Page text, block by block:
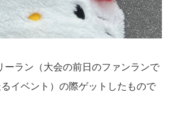
ーラン（大会の前日のファンランで
イベント）の際ゲットしたもので